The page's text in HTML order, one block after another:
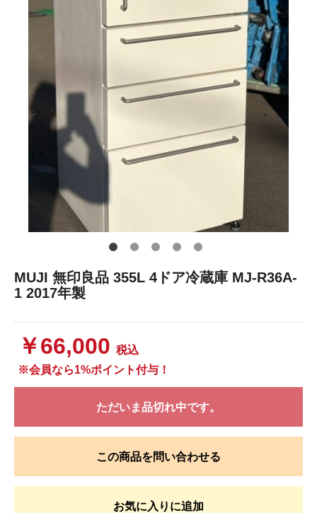
MUJI 無印良品 355L 4ドア冷蔵庫 MJ-R36A-
1 2017年製
￥66,000 税込
※会員なら1%ポイント付与！
ただいま品切れ中です。
この商品を問い合わせる
お気に入りに追加